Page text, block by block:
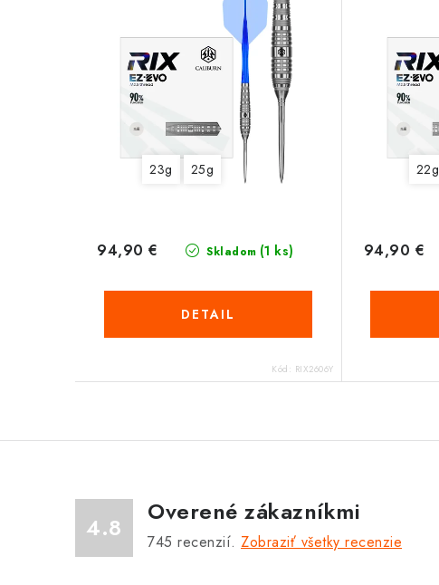
23g 25g
Skladom (1 ks)
94,90 €
DETAIL
Kód: RIX2606Y
22g
94,90 €
4.8
Overené zákazníkmi
745 recenzií. Zobraziť všetky recenzie